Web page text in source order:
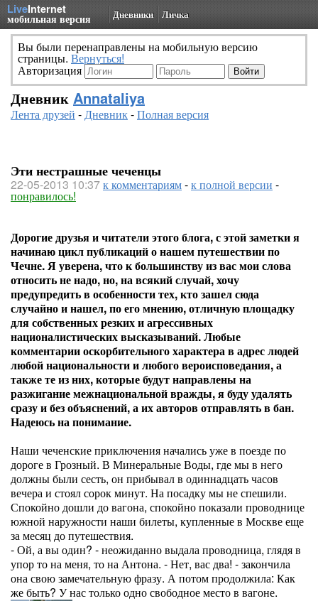
LiveInternet
мобильная версия Дневники Личка
Вы были перенаправлены на мобильную версию
страницы. Вернуться!
Авторизация
Дневник Annataliya
Лента друзей -Дневник-Полная версия
Эти нестрашные чеченцы
22-05-2013 10:37к комментариям-к полной версии -
понравилось!
Дорогие друзья и читатели этого блога, с этой заметки я
начинаю цикл публикаций о нашем путешествии по
Чечне. Я уверена, что к большинству из вас мои слова
относить не надо, но, на всякий случай, хочу
предупредить в особенности тех, кто зашел сюда
случайно и нашел, по его мнению, отличную площадку
для собственных резких и агрессивных
националистических высказываний. Любые
комментарии оскорбительного характера в адрес людей
любой национальности и любого вероисповедания, а
также те из них, которые будут направлены на
разжигание межнациональной вражды, я буду удалять
сразу и без объяснений, а их авторов отправлять в бан.
Надеюсь на понимание.
Наши чеченские приключения начались уже в поезде по
дороге в Грозный. В Минеральные Воды, где мы в него
должны были сесть, он прибывал в одиннадцать часов
вечера и стоял сорок минут. На посадку мы не спешили.
Спокойно дошли до вагона, спокойно показали проводнице
южной наружности наши билеты, купленные в Москве еще
за месяц до путешествия.
- Ой, а вы один? - неожиданно выдала проводница, глядя в
упор то на меня, то на Антона. - Нет, вас два! - закончила
она свою замечательную фразу. А потом продолжила: Как
же быть? У нас только одно свободное место в вагоне.